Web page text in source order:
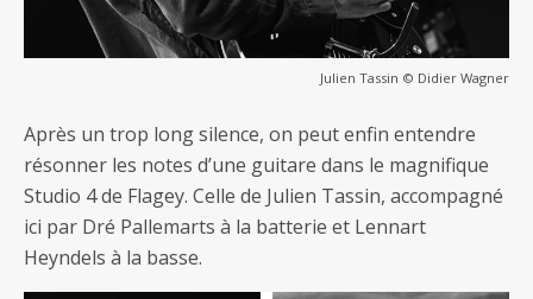
Julien Tassin © Didier Wagner
Après un trop long silence, on peut enfin entendre
résonner les notes d’une guitare dans le magnifique
Studio 4 de Flagey. Celle de Julien Tassin, accompagné
ici par Dré Pallemarts à la batterie et Lennart
Heyndels à la basse.